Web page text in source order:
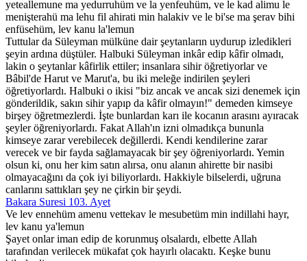
yeteallemune ma yedurruhüm ve la yenfeuhüm, ve le kad alimu le
menişterahü ma lehu fil ahirati min halakiv ve le bi'se ma şerav bihi
enfüsehüm, lev kanu la'lemun
Tuttular da Süleyman mülküne dair şeytanların uydurup izledikleri
şeyin ardına düştüler. Halbuki Süleyman inkâr edip kâfir olmadı,
lakin o şeytanlar kâfirlik ettiler; insanlara sihir öğretiyorlar ve
Bâbil'de Harut ve Marut'a, bu iki meleğe indirilen şeyleri
öğretiyorlardı. Halbuki o ikisi "biz ancak ve ancak sizi denemek için
gönderildik, sakın sihir yapıp da kâfir olmayın!" demeden kimseye
birşey öğretmezlerdi. İşte bunlardan karı ile kocanın arasını ayıracak
şeyler öğreniyorlardı. Fakat Allah'ın izni olmadıkça bununla
kimseye zarar verebilecek değillerdi. Kendi kendilerine zarar
verecek ve bir fayda sağlamayacak bir şey öğreniyorlardı. Yemin
olsun ki, onu her kim satın alırsa, onu alanın ahirette bir nasibi
olmayacağını da çok iyi biliyorlardı. Hakkiyle bilselerdi, uğruna
canlarını sattıkları şey ne çirkin bir şeydi.
Bakara Suresi 103. Ayet
Ve lev ennehüm amenu vettekav le mesubetüm min indillahi hayr,
lev kanu ya'lemun
Şayet onlar iman edip de korunmuş olsalardı, elbette Allah
tarafından verilecek mükafat çok hayırlı olacaktı. Keşke bunu